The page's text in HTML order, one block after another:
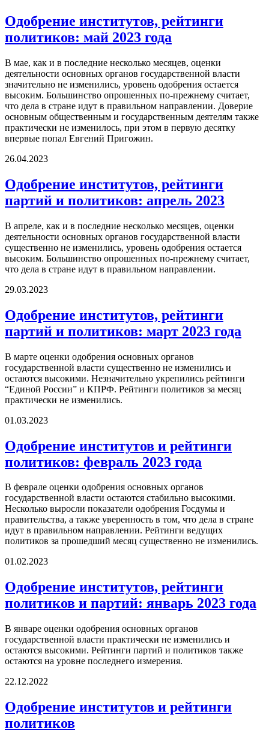
Одобрение институтов, рейтинги
политиков: май 2023 года
В мае, как и в последние несколько месяцев, оценки
деятельности основных органов государственной власти
значительно не изменились, уровень одобрения остается
высоким. Большинство опрошенных по-прежнему считает,
что дела в стране идут в правильном направлении. Доверие
основным общественным и государственным деятелям также
практически не изменилось, при этом в первую десятку
впервые попал Евгений Пригожин.
26.04.2023
Одобрение институтов, рейтинги
партий и политиков: апрель 2023
В апреле, как и в последние несколько месяцев, оценки
деятельности основных органов государственной власти
существенно не изменились, уровень одобрения остается
высоким. Большинство опрошенных по-прежнему считает,
что дела в стране идут в правильном направлении.
29.03.2023
Одобрение институтов, рейтинги
партий и политиков: март 2023 года
В марте оценки одобрения основных органов
государственной власти существенно не изменились и
остаются высокими. Незначительно укрепились рейтинги
“Единой России” и КПРФ. Рейтинги политиков за месяц
практически не изменились.
01.03.2023
Одобрение институтов и рейтинги
политиков: февраль 2023 года
В феврале оценки одобрения основных органов
государственной власти остаются стабильно высокими.
Несколько выросли показатели одобрения Госдумы и
правительства, а также уверенность в том, что дела в стране
идут в правильном направлении. Рейтинги ведущих
политиков за прошедший месяц существенно не изменились.
01.02.2023
Одобрение институтов, рейтинги
политиков и партий: январь 2023 года
В январе оценки одобрения основных органов
государственной власти практически не изменились и
остаются высокими. Рейтинги партий и политиков также
остаются на уровне последнего измерения.
22.12.2022
Одобрение институтов и рейтинги
политиков